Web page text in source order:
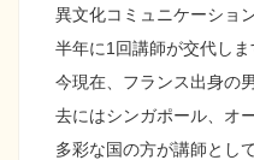
異文化コミュニケーショ
半年に1回講師が交代しま
今現在、フランス出身の
去にはシンガポール、オ
多彩な国の方が講師と